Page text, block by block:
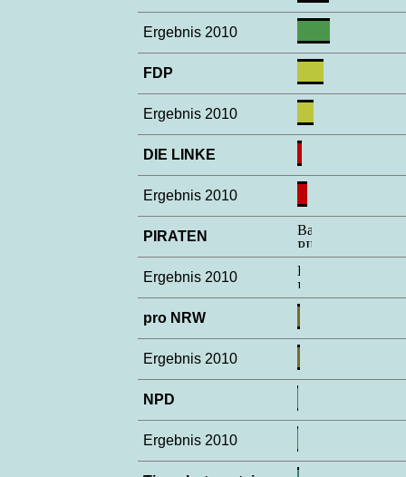
Ergebnis 2010
FDP
Ergebnis 2010
DIE LINKE
Ergebnis 2010
PIRATEN
Ergebnis 2010
pro NRW
Ergebnis 2010
NPD
Ergebnis 2010